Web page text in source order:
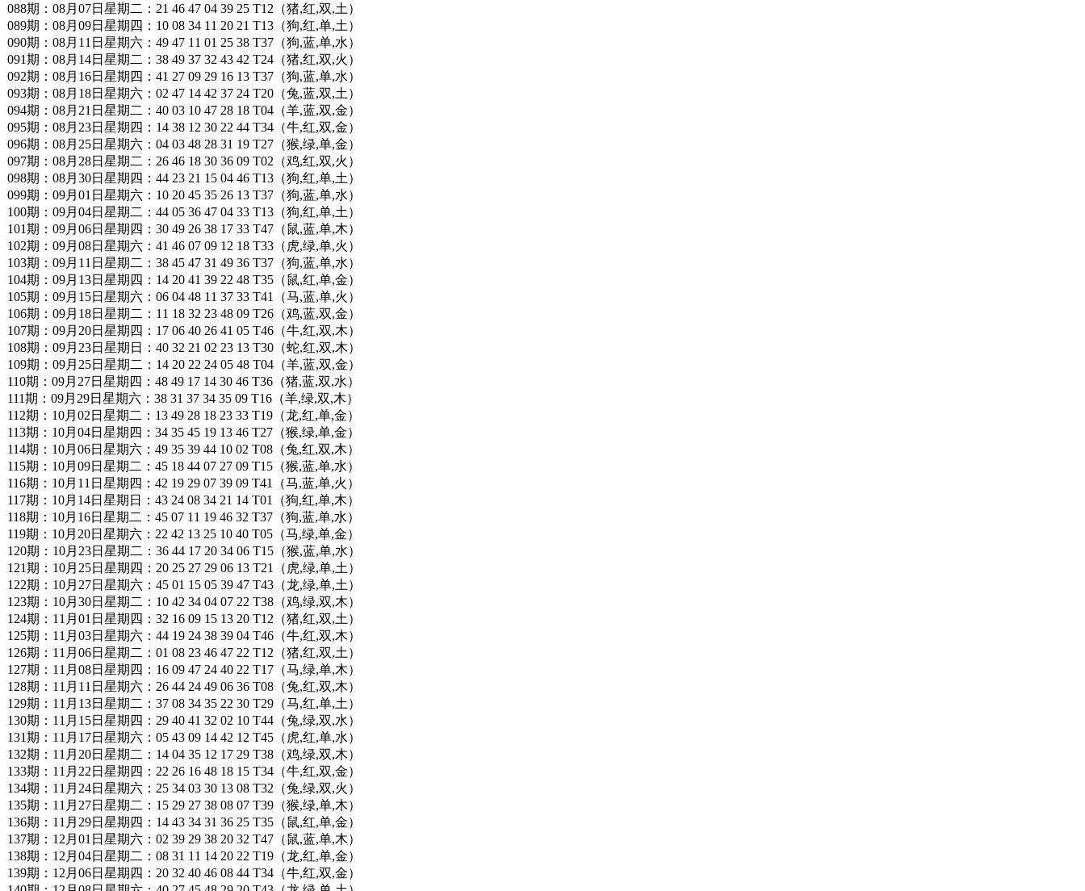
088期：08月07日星期二：21 46 47 04 39 25 T12（猪,红,双,土）
089期：08月09日星期四：10 08 34 11 20 21 T13（狗,红,单,土）
090期：08月11日星期六：49 47 11 01 25 38 T37（狗,蓝,单,水）
091期：08月14日星期二：38 49 37 32 43 42 T24（猪,红,双,火）
092期：08月16日星期四：41 27 09 29 16 13 T37（狗,蓝,单,水）
093期：08月18日星期六：02 47 14 42 37 24 T20（兔,蓝,双,土）
094期：08月21日星期二：40 03 10 47 28 18 T04（羊,蓝,双,金）
095期：08月23日星期四：14 38 12 30 22 44 T34（牛,红,双,金）
096期：08月25日星期六：04 03 48 28 31 19 T27（猴,绿,单,金）
097期：08月28日星期二：26 46 18 30 36 09 T02（鸡,红,双,火）
098期：08月30日星期四：44 23 21 15 04 46 T13（狗,红,单,土）
099期：09月01日星期六：10 20 45 35 26 13 T37（狗,蓝,单,水）
100期：09月04日星期二：44 05 36 47 04 33 T13（狗,红,单,土）
101期：09月06日星期四：30 49 26 38 17 33 T47（鼠,蓝,单,木）
102期：09月08日星期六：41 46 07 09 12 18 T33（虎,绿,单,火）
103期：09月11日星期二：38 45 47 31 49 36 T37（狗,蓝,单,水）
104期：09月13日星期四：14 20 41 39 22 48 T35（鼠,红,单,金）
105期：09月15日星期六：06 04 48 11 37 33 T41（马,蓝,单,火）
106期：09月18日星期二：11 18 32 23 48 09 T26（鸡,蓝,双,金）
107期：09月20日星期四：17 06 40 26 41 05 T46（牛,红,双,木）
108期：09月23日星期日：40 32 21 02 23 13 T30（蛇,红,双,木）
109期：09月25日星期二：14 20 22 24 05 48 T04（羊,蓝,双,金）
110期：09月27日星期四：48 49 17 14 30 46 T36（猪,蓝,双,水）
111期：09月29日星期六：38 31 37 34 35 09 T16（羊,绿,双,木）
112期：10月02日星期二：13 49 28 18 23 33 T19（龙,红,单,金）
113期：10月04日星期四：34 35 45 19 13 46 T27（猴,绿,单,金）
114期：10月06日星期六：49 35 39 44 10 02 T08（兔,红,双,木）
115期：10月09日星期二：45 18 44 07 27 09 T15（猴,蓝,单,水）
116期：10月11日星期四：42 19 29 07 39 09 T41（马,蓝,单,火）
117期：10月14日星期日：43 24 08 34 21 14 T01（狗,红,单,木）
118期：10月16日星期二：45 07 11 19 46 32 T37（狗,蓝,单,水）
119期：10月20日星期六：22 42 13 25 10 40 T05（马,绿,单,金）
120期：10月23日星期二：36 44 17 20 34 06 T15（猴,蓝,单,水）
121期：10月25日星期四：20 25 27 29 06 13 T21（虎,绿,单,土）
122期：10月27日星期六：45 01 15 05 39 47 T43（龙,绿,单,土）
123期：10月30日星期二：10 42 34 04 07 22 T38（鸡,绿,双,木）
124期：11月01日星期四：32 16 09 15 13 20 T12（猪,红,双,土）
125期：11月03日星期六：44 19 24 38 39 04 T46（牛,红,双,木）
126期：11月06日星期二：01 08 23 46 47 22 T12（猪,红,双,土）
127期：11月08日星期四：16 09 47 24 40 22 T17（马,绿,单,木）
128期：11月11日星期六：26 44 24 49 06 36 T08（兔,红,双,木）
129期：11月13日星期二：37 08 34 35 22 30 T29（马,红,单,土）
130期：11月15日星期四：29 40 41 32 02 10 T44（兔,绿,双,水）
131期：11月17日星期六：05 43 09 14 42 12 T45（虎,红,单,水）
132期：11月20日星期二：14 04 35 12 17 29 T38（鸡,绿,双,木）
133期：11月22日星期四：22 26 16 48 18 15 T34（牛,红,双,金）
134期：11月24日星期六：25 34 03 30 13 08 T32（兔,绿,双,火）
135期：11月27日星期二：15 29 27 38 08 07 T39（猴,绿,单,木）
136期：11月29日星期四：14 43 34 31 36 25 T35（鼠,红,单,金）
137期：12月01日星期六：02 39 29 38 20 32 T47（鼠,蓝,单,木）
138期：12月04日星期二：08 31 11 14 20 22 T19（龙,红,单,金）
139期：12月06日星期四：20 32 40 46 08 44 T34（牛,红,双,金）